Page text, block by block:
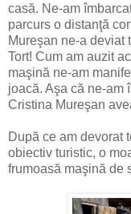
casă. Ne-am
parcurs o distanţă
Mureşan ne-a deviat
Tort! Cum am auzit
maşină ne-am
joacă. Aşa că ne-am
Cristina Mureşan
După ce am devorat
obiectiv turistic, o
frumoasă maşină de